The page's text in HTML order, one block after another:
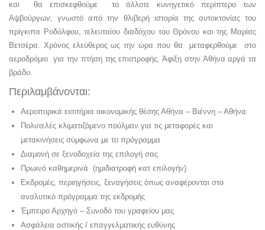
και θα επισκεφθούμε το άλλοτε κυνηγετικό περίπτερο των
Αψβούργων, γνωστό από την θλιβερή ιστορία της αυτοκτονίας του
πρίγκιπα Ροδόλφου, τελευταίου διαδόχου του Θρόνου και της Μαρίας
Βετσέρα. Χρόνος ελεύθερος ως την ώρα που θα μεταφερθούμε στο
αεροδρόμιο για την πτήση της επιστροφής. Άφιξη στην Αθήνα αργά τα
βράδυ.
Περιλαμβάνονται:
Αεροπορικά εισιτήρια οικονομικής θέσης Αθήνα – Βιέννη – Αθήνα
Πολυτελές κλιματιζόμενο πούλμαν για τις μεταφορές και
μετακινήσεις σύμφωνα με το πρόγραμμα
Διαμονή σε ξενοδοχεία της επιλογή σας
Πρωινό καθημερινά (ημιδιατροφή κατ επιλογήν)
Εκδρομές, περιηγήσεις, ξεναγήσεις όπως αναφέρονται στο
αναλυτικό πρόγραμμα της εκδρομής
Έμπειρο Αρχηγό – Συνοδό του γραφείου μας
Ασφάλεια αστικής / επαγγελματικής ευθύνης